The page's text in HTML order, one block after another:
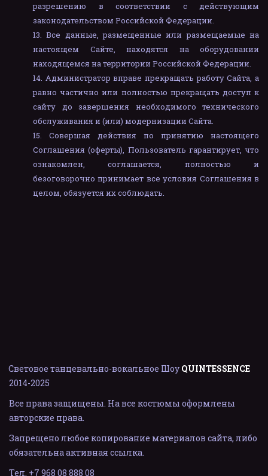
разрешению в соответствии с действующим
законодательством Российской Федерации.
Все данные, размещенные или размещаемые на
настоящем Сайте, находятся на оборудовании
находящемся на территории Российской Федерации.
Администратор вправе прекращать работу Сайта, а
равно частично или полностью прекращать доступ к
сайту до завершения необходимого технического
обслуживания и (или) модернизации Сайта.
Совершая действия по принятию настоящего
Соглашения (оферты), Пользователь гарантирует, что
ознакомлен, соглашается, полностью и
безоговорочно принимает все условия Соглашения в
целом, обязуется их соблюдать.
Световое танцевально-вокальное Шоу QUINTESSENCE
2014-2025
Все права защищены. На все костюмы оформлены
авторские права.
Запрещено любое копирование материалов сайта, либо
обязательна активная ссылка.
Тел. +7 968 08 888 08